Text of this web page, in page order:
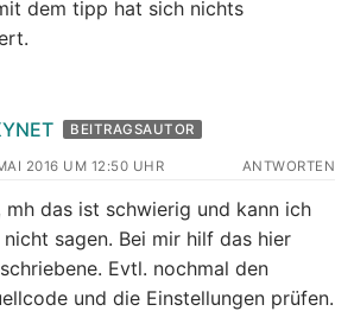
dem tipp hat sich nichts
BEITRAGSAUTOR
2016 UM 12:50 UHR ANTWORTEN
mh das ist schwierig und kann ich
nicht sagen. Bei mir hilf das hier
Evtl. nochmal den
und die Einstellungen prüfen.